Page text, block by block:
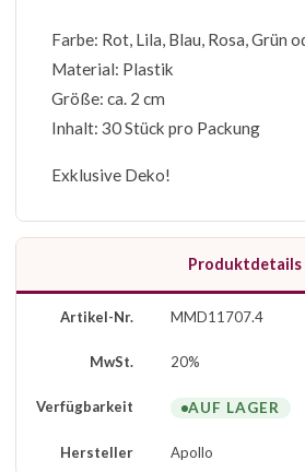
Farbe: Rot, Lila, Blau, Rosa, Grün
Material: Plastik
Größe: ca. 2 cm
Inhalt: 30 Stück pro Packung
Exklusive Deko!
Produktdetails
Artikel-Nr. MMD11707.4
MwSt. 20%
Verfügbarkeit AUF LAGER
Hersteller Apollo